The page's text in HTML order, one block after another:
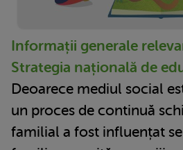
Informații generale
Strategia națională de
Deoarece mediul social
un proces de continuă
familial a fost influențat